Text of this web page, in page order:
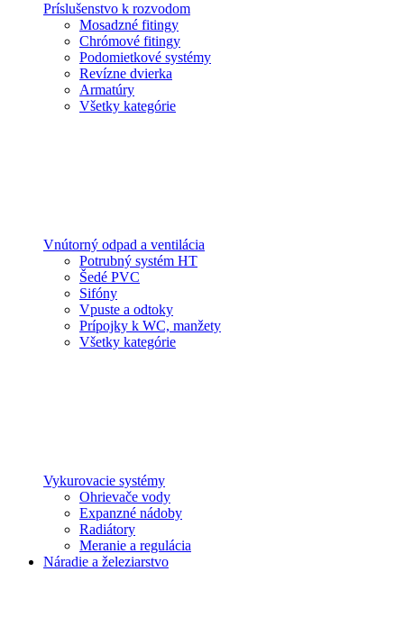
Príslušenstvo k rozvodom
Mosadzné fitingy
Chrómové fitingy
Podomietkové systémy
Revízne dvierka
Armatúry
Všetky kategórie
Vnútorný odpad a ventilácia
Potrubný systém HT
Šedé PVC
Sifóny
Vpuste a odtoky
Prípojky k WC, manžety
Všetky kategórie
Vykurovacie systémy
Ohrievače vody
Expanzné nádoby
Radiátory
Meranie a regulácia
Náradie a železiarstvo